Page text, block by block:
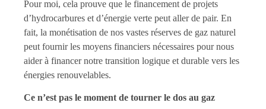
Pour moi, cela prouve que le financement de projets
d’hydrocarbures et d’énergie verte peut aller de pair. En
fait, la monétisation de nos vastes réserves de gaz naturel
peut fournir les moyens financiers nécessaires pour nous
aider à financer notre transition logique et durable vers les
énergies renouvelables.
Ce n’est pas le moment de tourner le dos au gaz